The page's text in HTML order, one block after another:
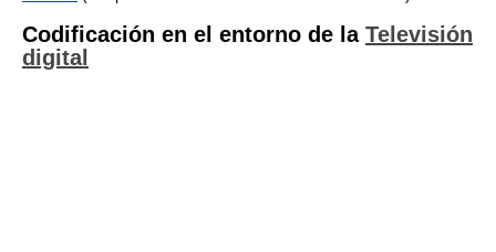
Codificación en el entorno de la Televisión
digital